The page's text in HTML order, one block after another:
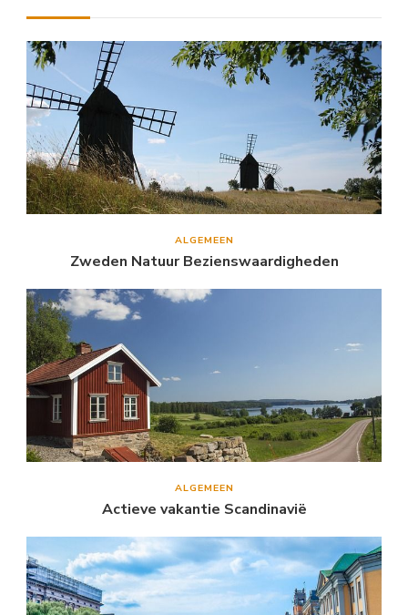
ALGEMEEN
Zweden Natuur Bezienswaardigheden
ALGEMEEN
Actieve vakantie Scandinavië